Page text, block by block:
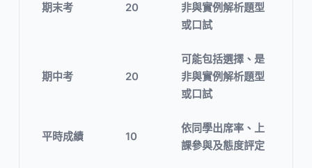
期末考 20
非與實例解析題型
或口試
期中考 20
可能包括選擇、是
非與實例解析題型
或口試
平時成績 10
依同學出席率、上
課參與及態度評定